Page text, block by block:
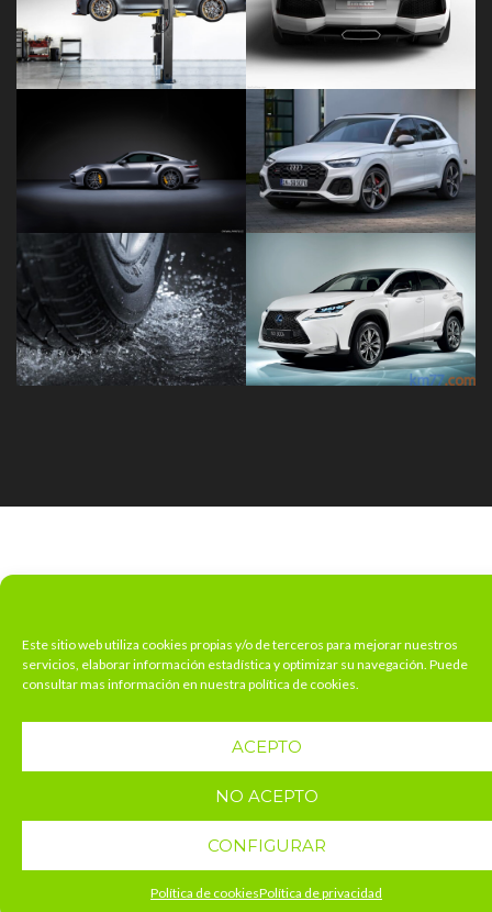
Este sitio web utiliza cookies propias y/o de terceros para mejorar nuestros
servicios, elaborar información estadística y optimizar su navegación. Puede
consultar mas información en nuestra política de cookies.
ACEPTO
NO ACEPTO
CONFIGURAR
Política de cookiesPolítica de privacidad